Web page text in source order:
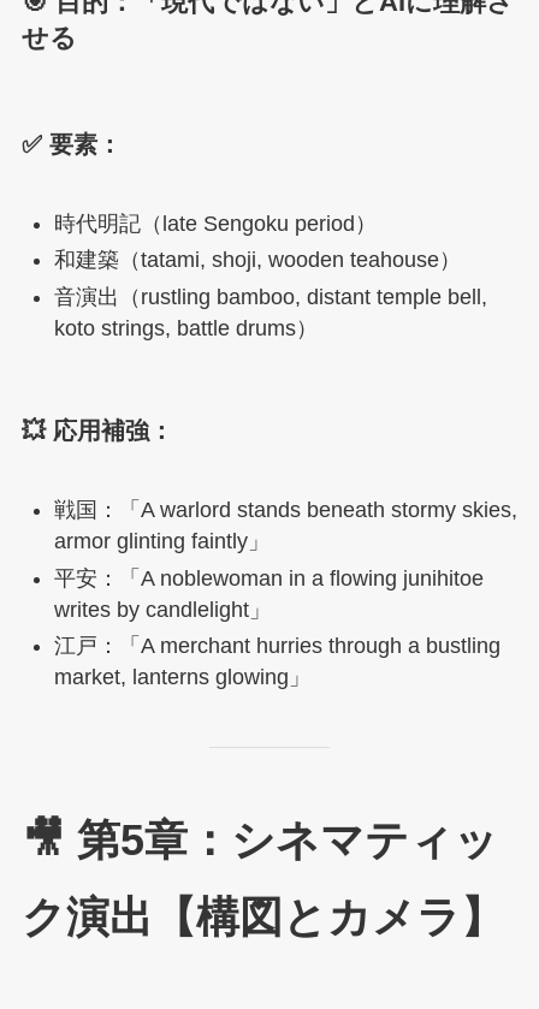
せる
✅ 要素：
時代明記（late Sengoku period）
和建築（tatami, shoji, wooden teahouse）
音演出（rustling bamboo, distant temple bell,
koto strings, battle drums）
💥 応用補強：
戦国：「A warlord stands beneath stormy skies,
armor glinting faintly」
平安：「A noblewoman in a flowing junihitoe
writes by candlelight」
江戸：「A merchant hurries through a bustling
market, lanterns glowing」
🎥 第5章：シネマティッ
ク演出【構図とカメラ】